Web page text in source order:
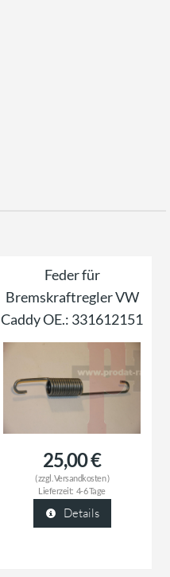
Feder für
Bremskraftregler VW
Caddy OE.: 331612151
25,00 €
( zzgl. Versandkosten)
Lieferzeit: 4-6 Tage
Details